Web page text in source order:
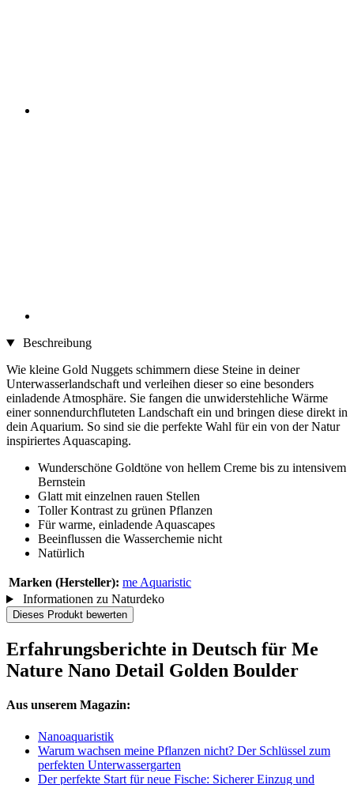
Beschreibung
Wie kleine Gold Nuggets schimmern diese Steine in deiner
Unterwasserlandschaft und verleihen dieser so eine besonders
einladende Atmosphäre. Sie fangen die unwiderstehliche Wärme
einer sonnendurchfluteten Landschaft ein und bringen diese direkt in
dein Aquarium. So sind sie die perfekte Wahl für ein von der Natur
inspiriertes Aquascaping.
Wunderschöne Goldtöne von hellem Creme bis zu intensivem
Bernstein
Glatt mit einzelnen rauen Stellen
Toller Kontrast zu grünen Pflanzen
Für warme, einladende Aquascapes
Beeinflussen die Wasserchemie nicht
Natürlich
Marken (Hersteller): me Aquaristic
Informationen zu Naturdeko
Dieses Produkt bewerten
Erfahrungsberichte in Deutsch für Me
Nature Nano Detail Golden Boulder
Aus unserem Magazin:
Nanoaquaristik
Warum wachsen meine Pflanzen nicht? Der Schlüssel zum
perfekten Unterwassergarten
Der perfekte Start für neue Fische: Sicherer Einzug und